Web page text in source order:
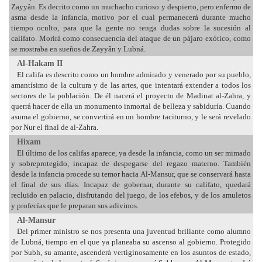
Zayyân. Es decrito como un muchacho curioso y despierto, pero enfermo de
asma desde la infancia, motivo por el cual permanecerá durante mucho
tiempo oculto, para que la gente no tenga dudas sobre la sucesión al
califato. Morirá como consecuencia del ataque de un pájaro exótico, como
se mostraba en sueños de Zayyân y Lubná.
Al-Hakam II
El califa es descrito como un hombre admirado y venerado por su pueblo,
amantísimo de la cultura y de las artes, que intentará extender a todos los
sectores de la población. De él nacerá el proyecto de Madinat al-Zahra, y
querrá hacer de ella un monumento inmortal de belleza y sabiduría. Cuando
asuma el gobierno, se convertirá en un hombre taciturno, y le será revelado
por Nur el final de al-Zahra.
Hixam
El último de los califas aparece, ya desde la infancia, como un ser mimado
y sobreprotegido, incapaz de despegarse del regazo materno. También
desde la infancia procede su temor hacia Al-Mansur, que se conservará hasta
el final de sus días. Incapaz de gobernar, durante su califato, quedará
recluido en palacio, disfrutando del juego, de los efebos, y de los amuletos
y profecías que le preparan sus adivinos.
Al-Mansur
Del primer ministro se nos presenta una juventud brillante como alumno
de Lubná, tiempo en el que ya planeaba su ascenso al gobierno. Protegido
por Subh, su amante, ascenderá vertiginosamente en los asuntos de estado,